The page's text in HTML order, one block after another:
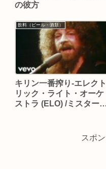
の彼方
飲料（ビール・酒類）
キリン一番搾り-エレクト
リック・ライト・オーケ
ストラ (ELO) /ミスター
スポ